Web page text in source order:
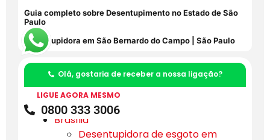
Guia completo sobre Desentupimento no Estado de São
Paulo
Desentupidora em São Bernardo do Campo | São Paulo
Categorias
Bahia
Brasília
Desentupidora de esgoto em
Olá, gostaria de receber a nossa ligação?
LIGUE AGORA MESMO
0800 333 3006